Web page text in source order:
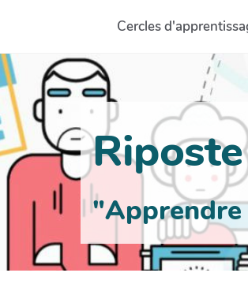
Aller au contenu principal
Cercles
"Apprendre